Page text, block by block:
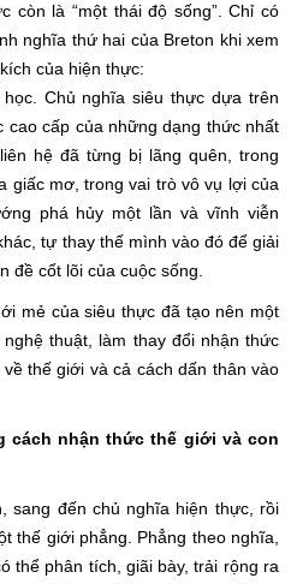
còn là “một thái độ sống”. Chỉ có
nghĩa thứ hai của Breton khi xem
của hiện thực:
Chủ nghĩa siêu thực dựa trên
cao cấp của những dạng thức nhất
hệ đã từng bị lãng quên, trong
giấc mơ, trong vai trò vô vụ lợi của
phá hủy một lần và vĩnh viễn
tự thay thế mình vào đó để giải
đề cốt lõi của cuộc sống.
mẻ của siêu thực đã tạo nên một
thuật, làm thay đổi nhận thức
thế giới và cả cách dấn thân vào
cách nhận thức thế giới và con
sang đến chủ nghĩa hiện thực, rồi
thế giới phẳng. Phẳng theo nghĩa,
thể phân tích, giãi bày, trải rộng ra